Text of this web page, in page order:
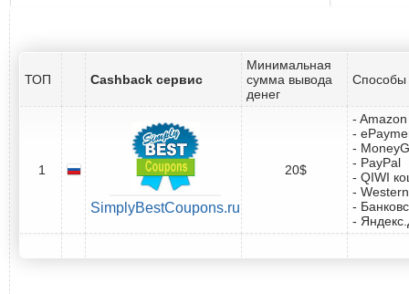
ТОП Cashback сервис
Минимальная
сумма вывода
денег
Способы
1
SimplyBestCoupons.ru
20$
-
-
-
- PayPal
- QIWI
-
-
-